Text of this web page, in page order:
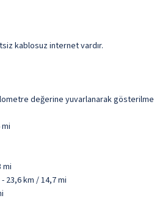
kablosuz internet vardır.
değerine yuvarlanarak
mi
23,6 km / 14,7 mi